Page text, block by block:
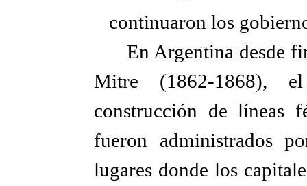
continuaron los
En Argentina desde
Mitre (1862-1868),
construcción de líneas
fueron administrados
lugares donde los